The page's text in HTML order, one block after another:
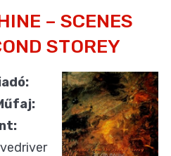
– SCENES
STOREY